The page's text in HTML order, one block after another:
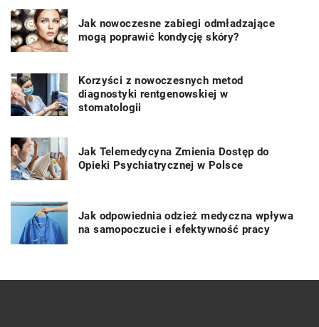
Jak nowoczesne zabiegi odmładzające
mogą poprawić kondycję skóry?
Korzyści z nowoczesnych metod
diagnostyki rentgenowskiej w
stomatologii
Jak Telemedycyna Zmienia Dostęp do
Opieki Psychiatrycznej w Polsce
Jak odpowiednia odzież medyczna wpływa
na samopoczucie i efektywność pracy